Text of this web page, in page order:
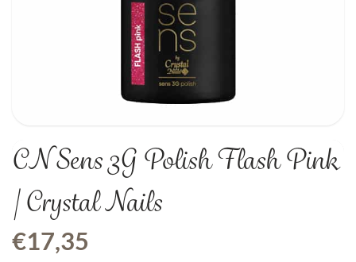
CN Sens 3G Polish Flash Pink
| Crystal Nails
€17,35